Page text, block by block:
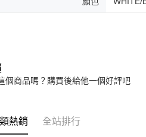
個商品嗎？購買後給他一個好評吧
熱銷 全站排行